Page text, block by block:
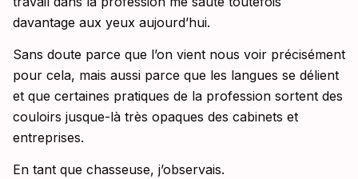
davantage aux yeux aujourd’hui.
Sans doute parce que l’on vient nous voir précisément
pour cela, mais aussi parce que les langues se délient
et que certaines pratiques de la profession sortent des
couloirs jusque-là très opaques des cabinets et
entreprises.
En tant que chasseuse, j’observais.